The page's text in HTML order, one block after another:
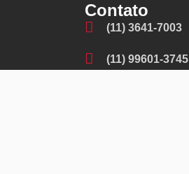
Contato
(11) 3641-7003
(11) 99601-3745